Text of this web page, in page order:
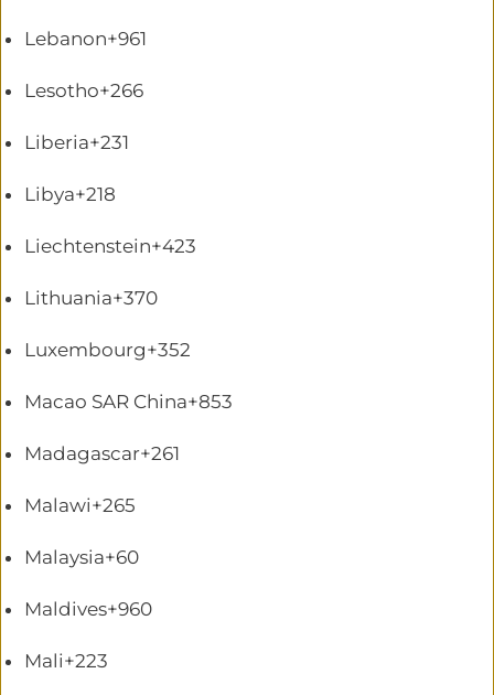
Lebanon+961
Lesotho+266
Liberia+231
Libya+218
Liechtenstein+423
Lithuania+370
Luxembourg+352
Macao SAR China+853
Madagascar+261
Malawi+265
Malaysia+60
Maldives+960
Mali+223